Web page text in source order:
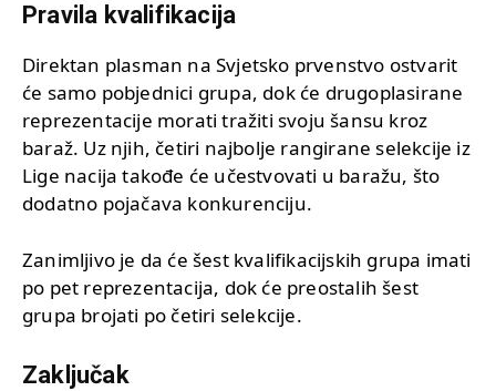
Pravila kvalifikacija
Direktan plasman na Svjetsko prvenstvo ostvarit
će samo pobjednici grupa, dok će drugoplasirane
reprezentacije morati tražiti svoju šansu kroz
baraž. Uz njih, četiri najbolje rangirane selekcije iz
Lige nacija takođe će učestvovati u baražu, što
dodatno pojačava konkurenciju.
Zanimljivo je da će šest kvalifikacijskih grupa imati
po pet reprezentacija, dok će preostalih šest
grupa brojati po četiri selekcije.
Zaključak